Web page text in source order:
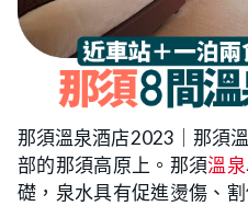
那須溫泉酒店2023｜那須
部的那須高原上。那須溫泉
礎，泉水具有促進燙傷、